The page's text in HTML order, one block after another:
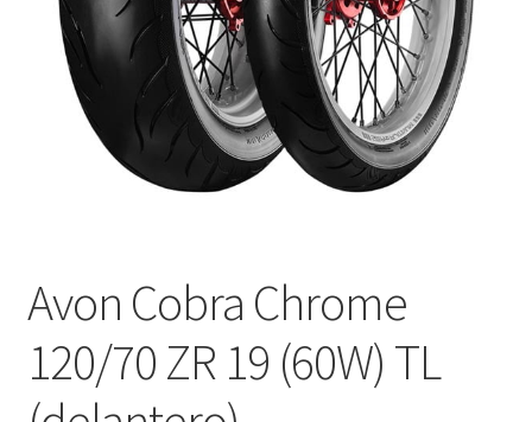
Avon Cobra Chrome
120/70 ZR 19 (60W) TL